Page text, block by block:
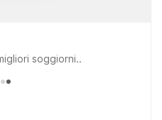
soggiorni..